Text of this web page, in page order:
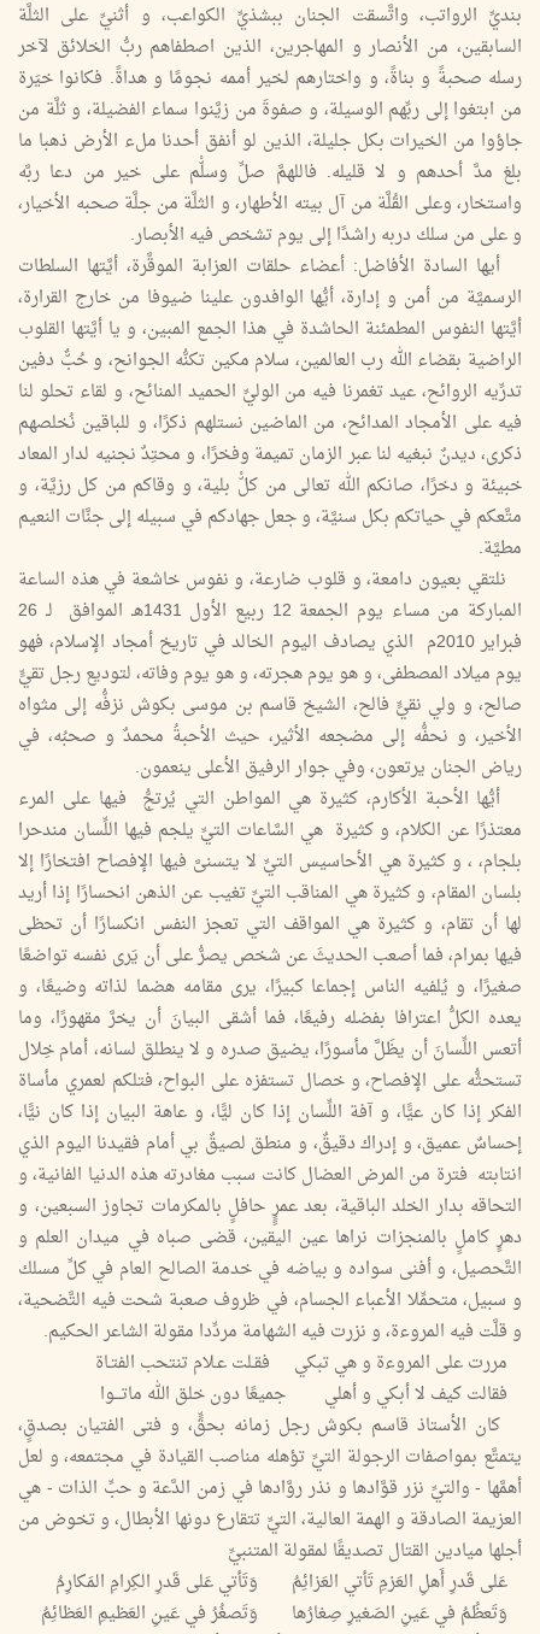
بنديِّ الرواتب، واتَّسقت الجنان ببشذيِّ الكواعب، و أثنيِّ على الثلَّة
السابقين، من الأنصار و المهاجرين، الذين اصطفاهم ربُّ الخلائق لآخر
رسله صحبةً و بناةً، و واختارهم لخير أممه نجومًا و هداةً. فكانوا خيَرة
من ابتغوا إلى ربِّهم الوسيلة، و صفوةَ من زيَّنوا سماء الفضيلة، و ثلَّة من
جاؤوا من الخيرات بكل جليلة، الذين لو أنفق أحدنا ملء الأرض ذهبا ما
بلغ مدَّ أحدهم و لا قليله. فاللهمَّ صلِّ وسلّْم على خير من دعا ربَّه
واستخار، وعلى القُلَّة من آل بيته الأطهار، و الثلَّة من جلَّة صحبه الأخيار،
و على من سلك دربه راشدًا إلى يوم تشخص فيه الأبصار.
أيها السادة الأفاضل: أعضاء حلقات العزابة الموقَّرة، أيَّتها السلطات
الرسميَّة من أمن و إدارة، أيُّها الوافدون علينا ضيوفا من خارج القرارة،
أيَّتها النفوس المطمئنة الحاشدة في هذا الجمع المبين، و يا أيَّتها القلوب
الراضية بقضاء الله رب العالمين، سلام مكين تكنُّه الجوانح، و حُبٌّ دفين
تدرِّيه الروائح، عيد تغمرنا فيه من الوليِّ الحميد المنائح، و لقاء تحلو لنا
فيه على الأمجاد المدائح، من الماضين نستلهم ذكرًا، و للباقين نُخلصهم
ذكرى، ديدنٌ نبغيه لنا عبر الزمان تميمة وفخرًا، و محتِدٌ نجنيه لدار المعاد
خبيئة و دخرًا، صانكم الله تعالى من كلّْ بلية، و وقاكم من كل رزيَّة، و
متَّعكم في حياتكم بكل سنيَّة، و جعل جهادكم في سبيله إلى جنَّات النعيم
مطيَّة.
نلتقي بعيون دامعة، و قلوب ضارعة، و نفوس خاشعة في هذه الساعة
المباركة من مساء يوم الجمعة 12 ربيع الأول 1431هـ الموافق لـ 26
فبراير 2010م الذي يصادف اليوم الخالد في تاريخ أمجاد الإسلام، فهو
يوم ميلاد المصطفى، و هو يوم هجرته، و هو يوم وفاته، لتوديع رجل تقيٍّ
صالح، و ولي نقيٍّ فالح، الشيخ قاسم بن موسى بكوش نزفُّه إلى مثواه
الأخير، و نحفُّه إلى مضجعه الأثير، حيث الأحبةُ محمدٌ و صحبُه، في
رياض الجنان يرتعون، وفي جوار الرفيق الأعلى ينعمون.
أيُّها الأحبة الأكارم، كثيرة هي المواطن التي يُرتجُّ فيها على المرء
معتذرًا عن الكلام، و كثيرة هي السَّاعات التيِّ يلجم فيها اللِّسان مندحرا
بلجام، ، و كثيرة هي الأحاسيس التيِّ لا يتسنىَّ فيها الإفصاح افتخارًا إلا
بلسان المقام، و كثيرة هي المناقب التيِّ تغيب عن الذهن انحسارًا إذا أريد
لها أن تقام، و كثيرة هي المواقف التي تعجز النفس انكسارًا أن تحظى
فيها بمرام، فما أصعب الحديثَ عن شخص يصرُّ على أن يَرى نفسه تواضعًا
صغيرًا، و يُلفيه الناس إجماعا كبيرًا، يرى مقامه هضما لذاته وضيعًا، و
يعده الكلُّ اعترافا بفضله رفيعًا، فما أشقى البيانَ أن يخرَّ مقهورًا، وما
أتعس اللِّسانَ أن يظَلَّ مأسورًا، يضيق صدره و لا ينطلق لسانه، أمام خِلال
تستحثُّه على الإفصاح، و خصال تستفزه على البواح، فتلكم لعمري مأساة
الفكر إذا كان عيًّا، و آفة اللِّسان إذا كان ليًّا، و عاهة البيان إذا كان نيًّا،
إحساسٌ عميق، و إدراك دقيقٌ، و منطق لصيقٌ بي أمام فقيدنا اليوم الذي
انتابته فترة من المرض العضال كانت سبب مغادرته هذه الدنيا الفانية، و
التحاقه بدار الخلد الباقية، بعد عمرٍٍ حافلٍ بالمكرمات تجاوز السبعين، و
دهرٍ كاملٍ بالمنجزات نراها عين اليقين، قضى صباه في ميدان العلم و
التَّحصيل، و أفنى سواده و بياضه في خدمة الصالح العام في كلِّ مسلك
و سبيل، متحمِّلا الأعباء الجسام، في ظروف صعبة شحت فيه التَّضحية،
و قلَّت فيه المروءة، و نزرت فيه الشهامة مردِّدا مقولة الشاعر الحكيم.
مررت على المروءة و هي تبكي فقـلت عـلام تنتحب الفتـاة
فقالت كيف لا أبكي و أهلي جميعًا دون خلق الله ماتـــوا
كان الأستاذ قاسم بكوش رجل زمانه بحقٍّ، و فتى الفتيان بصدقٍ،
يتمتَّع بمواصفات الرجولة التيِّ تؤهله مناصب القيادة في مجتمعه، و لعل
أهمَّها - والتيِّ نزر قوَّادها و نذر روَّادها في زمن الدَّعة و حبِّ الذات - هي
العزيمة الصادقة و الهمة العالية، التيِّ تتقارع دونها الأبطال، و تخوض من
أجلها ميادين القتال تصديقًا لمقولة المتنبيِّ
عَلى قَدرِ أَهلِ العَزمِ تَأتي العَزائِمُ وَتَأتي عَلى قَدرِ الكِرامِ المَكارِمُ
وَتَعظُمُ في عَينِ الصَغيرِ صِغارُها وَتَصغُرُ في عَينِ العَظيمِ العَظائِمُ